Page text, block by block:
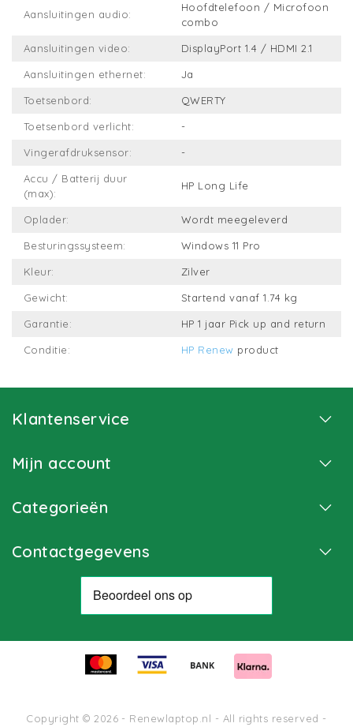
Aansluitingen audio:
Hoofdtelefoon / Microfoon
combo
Aansluitingen video: DisplayPort 1.4 / HDMI 2.1
Aansluitingen ethernet: Ja
Toetsenbord: QWERTY
Toetsenbord verlicht: -
Vingerafdruksensor: -
Accu / Batterij duur
(max):
HP Long Life
Oplader: Wordt meegeleverd
Besturingssysteem: Windows 11 Pro
Kleur: Zilver
Gewicht: Startend vanaf 1.74 kg
Garantie: HP 1 jaar Pick up and return
Conditie: HP Renew product
Klantenservice
Mijn account
Categorieën
Contactgegevens
Copyright © 2026 - Renewlaptop.nl - All rights reserved -